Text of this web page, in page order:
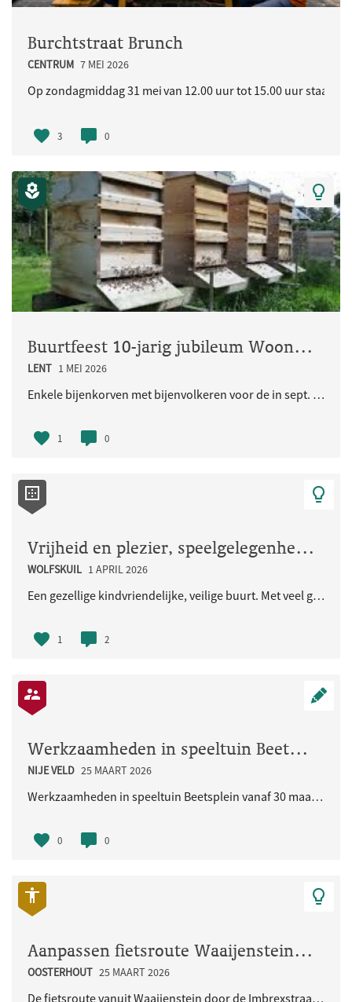
Burchtstraat Brunch
CENTRUM 7 MEI 2026
Op zondagmiddag 31 mei van 12.00 uur tot 15.00 uur staat in
3 0
Buurtfeest 10-jarig jubileum Woongemeenschap Eikpunt
LENT 1 MEI 2026
Enkele bijenkorven met bijenvolkeren voor de in sept. 2026 jubilerende Ecologische Woongemeenschap..
1 0
Vrijheid en plezier, speelgelegenheid voor de kinderen en iedereen
WOLFSKUIL 1 APRIL 2026
Een gezellige kindvriendelijke, veilige buurt. Met veel groen en natuurlijke speelaangelegenheden...
1 2
Werkzaamheden in speeltuin Beetsplein vanaf 30 maart 2026
NIJE VELD 25 MAART 2026
Werkzaamheden in speeltuin Beetsplein vanaf 30 maart 2026
0 0
Aanpassen fietsroute Waaijenstein - Imbrexstraat - Terralaan inclusief oversteek busbaan
OOSTERHOUT 25 MAART 2026
De fietsroute vanuit Waaijenstein door de Imbrexstraat naar de Terralaan/busbaan is onduidelijk en..